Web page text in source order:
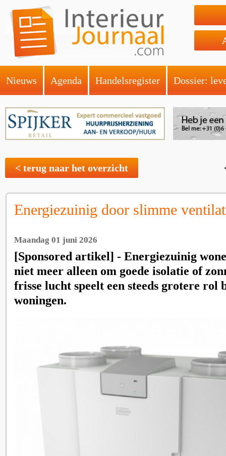
Nieuws Agenda Handelsregister Dossier:
< terug naar het overzicht
Energiezuinig door slimme
Maandag 01 juni 2026
[Sponsored artikel] - Energiezuinig
niet meer alleen om goede isolatie of
frisse lucht speelt een steeds grotere rol
woningen.